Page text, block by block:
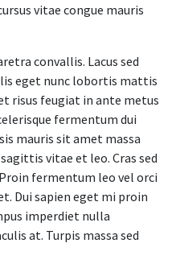
vitae congue mauris
convallis. Lacus sed
eget nunc lobortis mattis
risus feugiat in ante metus
fermentum dui
mauris sit amet massa
vitae et leo. Cras sed
fermentum leo vel orci
Dui sapien eget mi proin
imperdiet nulla
at. Turpis massa sed